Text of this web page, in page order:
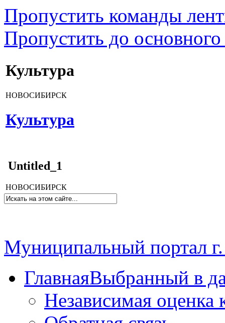
Пропустить команды
Пропустить до основного
Культура
НОВОСИБИРСК
Культура
Untitled_1
НОВОСИБИРСК
Муниципальный портал
ГлавнаяВыбранный в
Независимая оценка